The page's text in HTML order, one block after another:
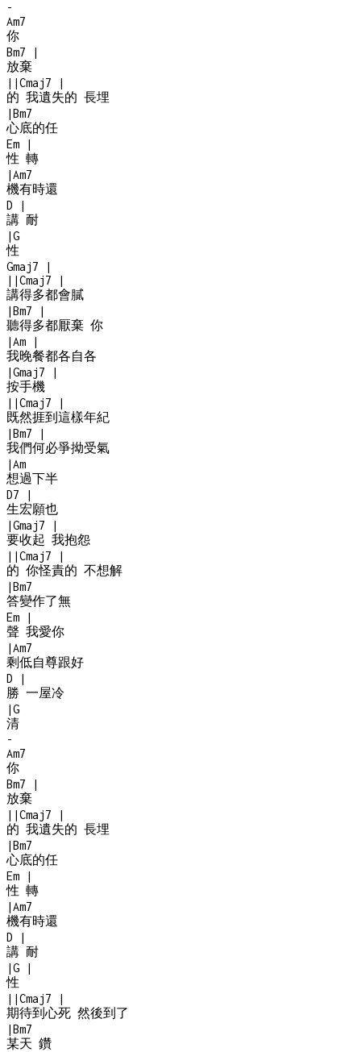
-
Am7
你
Bm7
|
放棄
| |Cmaj7
|
的 我遺失的 長埋
|Bm7
心底的任
Em
|
性 轉
|Am7
機有時還
D
|
講 耐
|G
性
Gmaj7
|
| |Cmaj7
|
講得多都會膩
|Bm7
|
聽得多都厭棄 你
|Am
|
我晚餐都各自各
|Gmaj7
|
按手機
| |Cmaj7
|
既然捱到這樣年紀
|Bm7
|
我們何必爭拗受氣
|Am
想過下半
D7
|
生宏願也
|Gmaj7
|
要收起 我抱怨
| |Cmaj7
|
的 你怪責的 不想解
|Bm7
答變作了無
Em
|
聲 我愛你
|Am7
剩低自尊跟好
D
|
勝 一屋冷
|G
清
-
Am7
你
Bm7
|
放棄
| |Cmaj7
|
的 我遺失的 長埋
|Bm7
心底的任
Em
|
性 轉
|Am7
機有時還
D
|
講 耐
|G
|
性
| |Cmaj7
|
期待到心死 然後到了
|Bm7
某天 鑽